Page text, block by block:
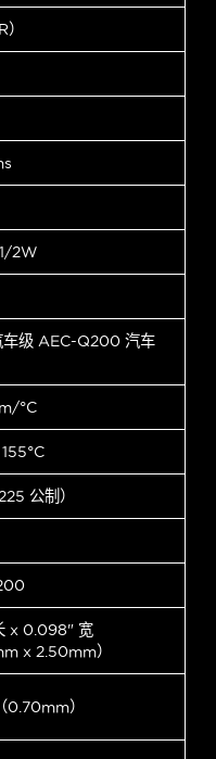
2W
车级 AEC-Q200 汽车
°C
公制）
x 0.098" 宽
x 2.50mm）
）